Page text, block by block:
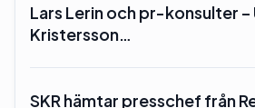
Lars Lerin och pr-konsulter –
Kristersson…
SKR hämtar presschef från